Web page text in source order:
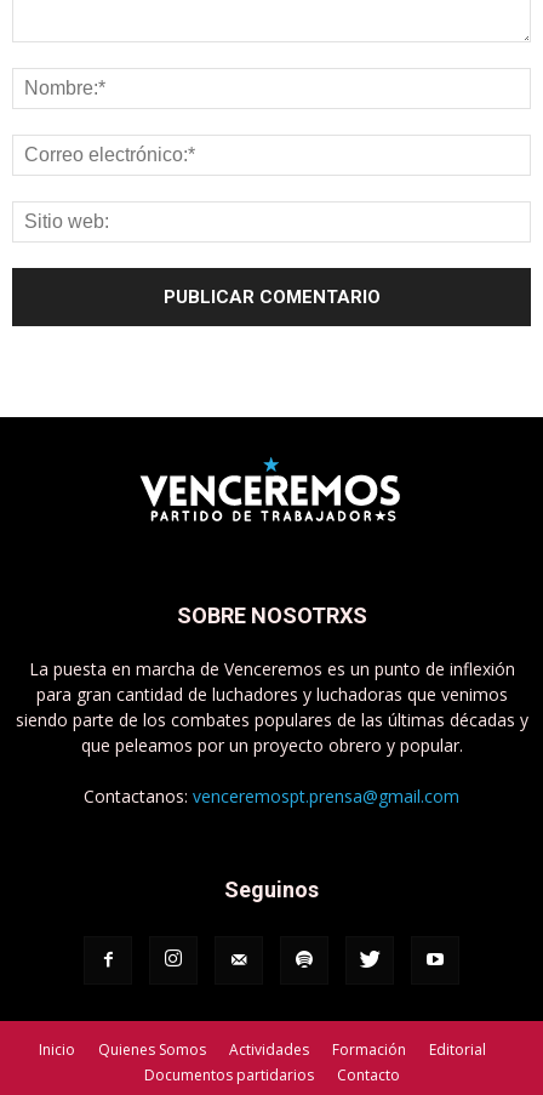
SOBRE NOSOTRXS
La puesta en marcha de Venceremos es un punto de inflexión
para gran cantidad de luchadores y luchadoras que venimos
siendo parte de los combates populares de las últimas décadas y
que peleamos por un proyecto obrero y popular.
Contactanos: venceremospt.prensa@gmail.com
Seguinos
Inicio Quienes Somos Actividades Formación
Editorial
Documentos partidarios
Contacto